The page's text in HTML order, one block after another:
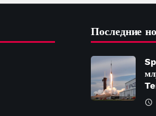
Последние